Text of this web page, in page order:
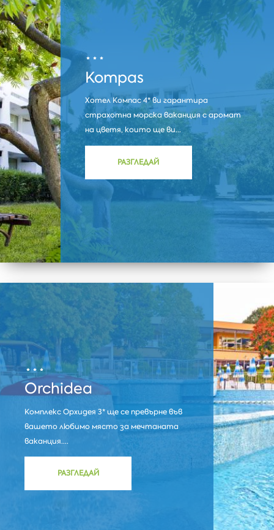
Kompas
Хотел Компас 4* ви гарантира
страхотна морска ваканция с аромат
на цветя, които ще ви...
РАЗГЛЕДАЙ
Orchidea
Комплекс Орхидея 3* ще се превърне във
вашето любимо място за мечтаната
ваканция....
РАЗГЛЕДАЙ